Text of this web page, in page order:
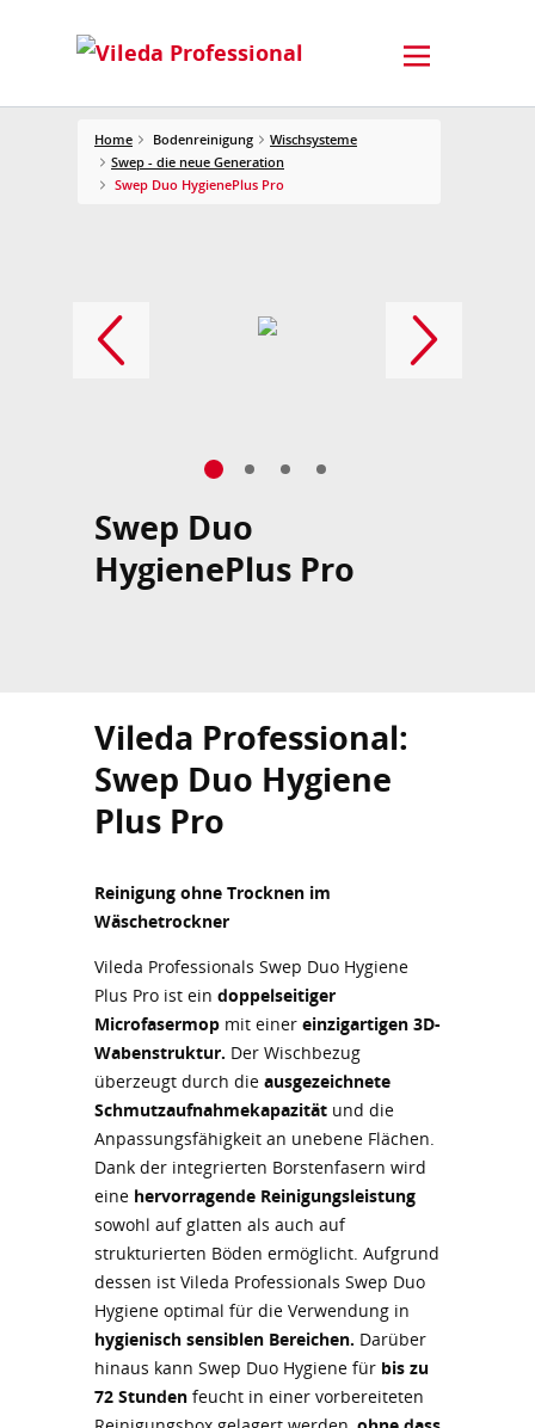
Home Bodenreinigung
Wischsysteme
Swep - die neue Generation
Swep Duo HygienePlus Pro
Swep Duo
HygienePlus Pro
Vileda Professional:
Swep Duo Hygiene
Plus Pro
Reinigung ohne Trocknen im
Wäschetrockner
Vileda Professionals Swep Duo Hygiene
Plus Pro ist ein doppelseitiger
Microfasermop mit einer einzigartigen 3D-
Wabenstruktur. Der Wischbezug
überzeugt durch die ausgezeichnete
Schmutzaufnahmekapazität und die
Anpassungsfähigkeit an unebene Flächen.
Dank der integrierten Borstenfasern wird
eine hervorragende Reinigungsleistung
sowohl auf glatten als auch auf
strukturierten Böden ermöglicht. Aufgrund
dessen ist Vileda Professionals Swep Duo
Hygiene optimal für die Verwendung in
hygienisch sensiblen Bereichen. Darüber
hinaus kann Swep Duo Hygiene für bis zu
72 Stunden feucht in einer vorbereiteten